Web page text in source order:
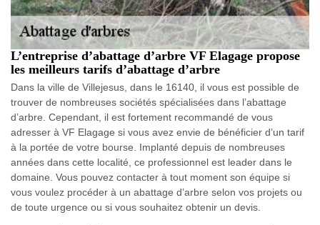
L’entreprise d’abattage d’arbre VF Elagage propose
les meilleurs tarifs d’abattage d’arbre
Dans la ville de Villejesus, dans le 16140, il vous est possible de
trouver de nombreuses sociétés spécialisées dans l’abattage
d’arbre. Cependant, il est fortement recommandé de vous
adresser à VF Elagage si vous avez envie de bénéficier d’un tarif
à la portée de votre bourse. Implanté depuis de nombreuses
années dans cette localité, ce professionnel est leader dans le
domaine. Vous pouvez contacter à tout moment son équipe si
vous voulez procéder à un abattage d’arbre selon vos projets ou
de toute urgence ou si vous souhaitez obtenir un devis.